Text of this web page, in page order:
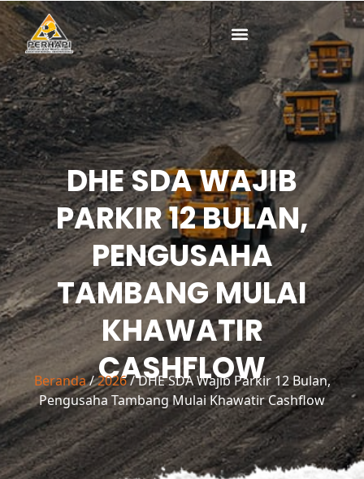
Lewati
ke
konten
DHE SDA WAJIB
PARKIR 12 BULAN,
PENGUSAHA
TAMBANG MULAI
KHAWATIR
CASHFLOW
Beranda/2026/ DHE SDA Wajib Parkir 12 Bulan,
Pengusaha Tambang Mulai Khawatir Cashflow